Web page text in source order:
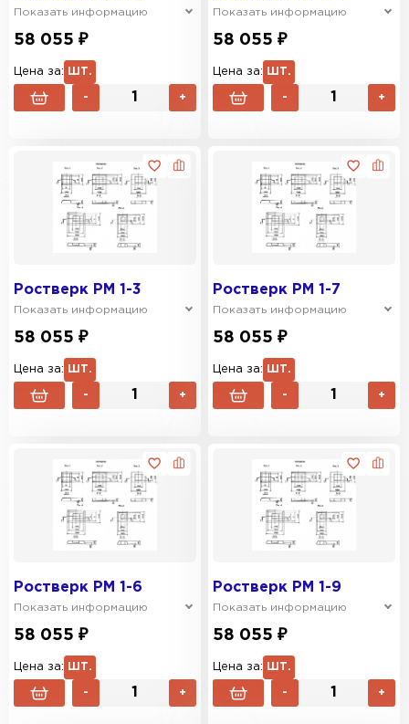
Показать информацию
58 055 ₽
Цена за: ШТ.
- +
Показать информацию
58 055 ₽
Цена за: ШТ.
- +
Ростверк РМ 1-3
Показать информацию
58 055 ₽
Цена за: ШТ.
- +
Ростверк РМ 1-7
Показать информацию
58 055 ₽
Цена за: ШТ.
- +
Ростверк РМ 1-6
Показать информацию
58 055 ₽
Цена за: ШТ.
- +
Ростверк РМ 1-9
Показать информацию
58 055 ₽
Цена за: ШТ.
- +